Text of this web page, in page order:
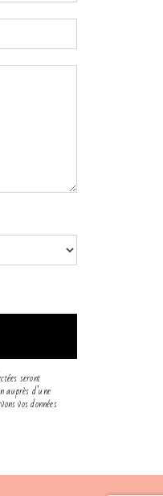
seront
auprès d’une
vos données